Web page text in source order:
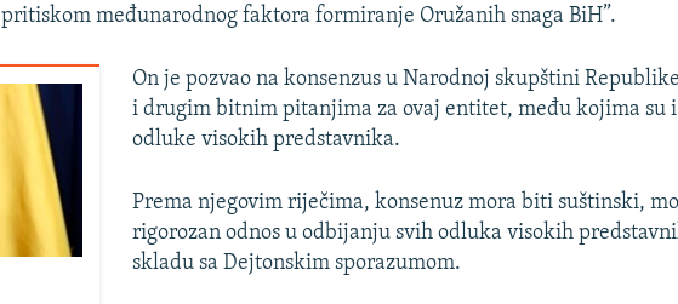
pritiskom međunarodnog faktora formiranje Oružanih snaga BiH”.
On je pozvao na konsenzus u Narodnoj skupštini
i drugim bitnim pitanjima za ovaj entitet, među kojima su
odluke visokih predstavnika.
Prema njegovim riječima, konsenuz mora biti suštinski,
rigorozan odnos u odbijanju svih odluka visokih
skladu sa Dejtonskim sporazumom.